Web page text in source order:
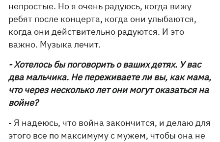
непростые. Но я очень радуюсь, когда вижу
ребят после концерта, когда они улыбаются,
когда они действительно радуются. И это
важно. Музыка лечит.
- Хотелось бы поговорить о ваших детях. У вас
два мальчика. Не переживаете ли вы, как мама,
что через несколько лет они могут оказаться на
войне?
- Я надеюсь, что война закончится, и делаю для
этого все по максимуму с мужем, чтобы она не